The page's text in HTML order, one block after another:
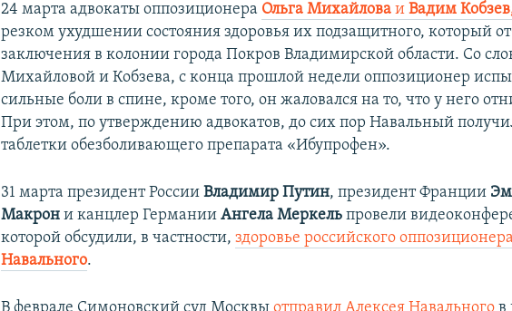
24 марта адвокаты оппозиционера Ольга Михайлова иВадим
резком ухудшении состояния здоровья их подзащитного, который
заключения в колонии города Покров Владимирской области. Со
Михайловой и Кобзева, с конца прошлой недели оппозиционер
сильные боли в спине, кроме того, он жаловался на то, что у него
При этом, по утверждению адвокатов, до сих пор Навальный
таблетки обезболивающего препарата «Ибупрофен».
31 марта президент России Владимир Путин, президент Франции
Макрон и канцлер ГерманииАнгела Меркельпровели
которой обсудили, в частности,здоровье российского
Навального.